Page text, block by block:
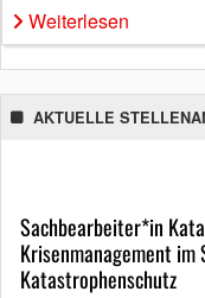
Weiterlesen
AKTUELLE
Sachbearbeiter*in
Krisenmanagement im
Katastrophenschutz